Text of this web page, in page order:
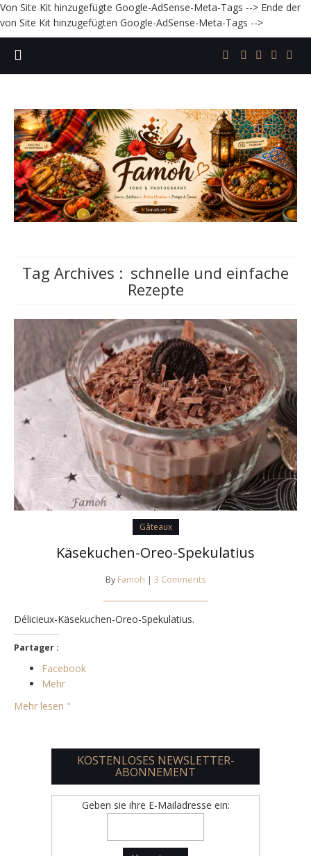
Von Site Kit hinzugefügte Google-AdSense-Meta-Tags --> Ende der
von Site Kit hinzugefügten Google-AdSense-Meta-Tags -->
Tag Archives : schnelle und einfache
Rezepte
Gâteaux
Käsekuchen-Oreo-Spekulatius
By Famoh | 3 Comments
Délicieux-Käsekuchen-Oreo-Spekulatius.
Partager :
Facebook
Mehr
Mehr lesen "
KOSTENLOSES NEWSLETTER-
ABONNEMENT
Geben sie ihre E-Mailadresse ein: